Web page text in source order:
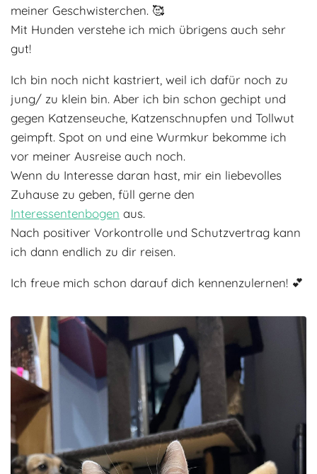
meiner Geschwisterchen. 🥰
Mit Hunden verstehe ich mich übrigens auch sehr
gut!
Ich bin noch nicht kastriert, weil ich dafür noch zu
jung/ zu klein bin. Aber ich bin schon gechipt und
gegen Katzenseuche, Katzenschnupfen und Tollwut
geimpft. Spot on und eine Wurmkur bekomme ich
vor meiner Ausreise auch noch.
Wenn du Interesse daran hast, mir ein liebevolles
Zuhause zu geben, füll gerne den
Interessentenbogen aus.
Nach positiver Vorkontrolle und Schutzvertrag kann
ich dann endlich zu dir reisen.
Ich freue mich schon darauf dich kennenzulernen! 💕